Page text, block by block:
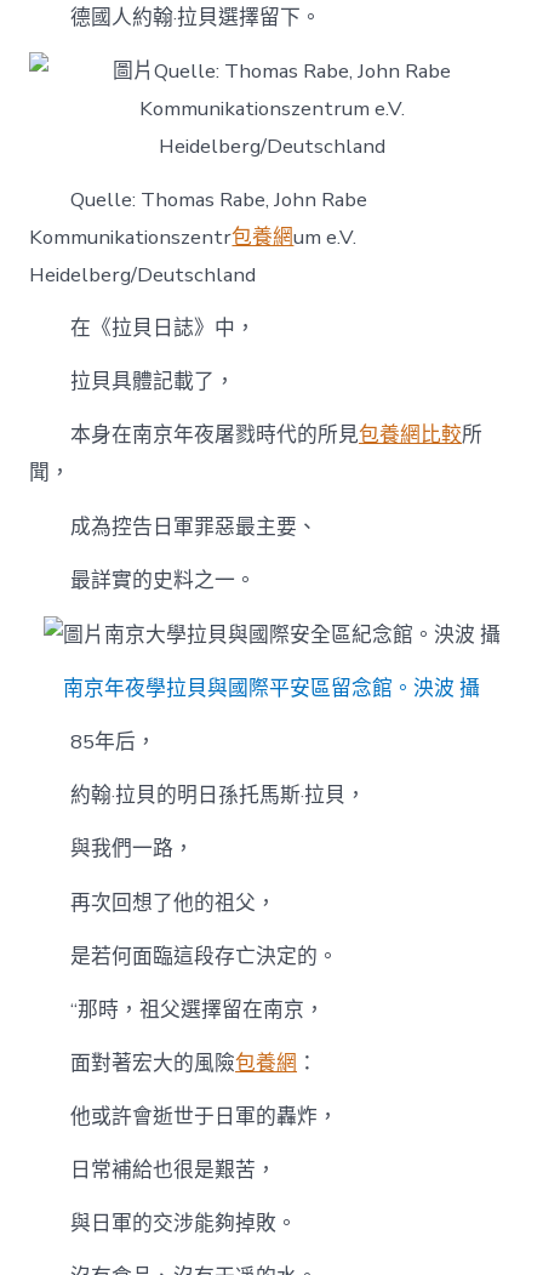
德國人約翰·拉貝選擇留下。
Quelle: Thomas Rabe, John Rabe
Kommunikationszentr包養網um e.V.
Heidelberg/Deutschland
在《拉貝日誌》中，
拉貝具體記載了，
本身在南京年夜屠戮時代的所見包養網比較所
聞，
成為控告日軍罪惡最主要、
最詳實的史料之一。
南京年夜學拉貝與國際平安區留念館。泱波 攝
85年后，
約翰·拉貝的明日孫托馬斯·拉貝，
與我們一路，
再次回想了他的祖父，
是若何面臨這段存亡決定的。
“那時，祖父選擇留在南京，
面對著宏大的風險包養網 ：
他或許會逝世于日軍的轟炸，
日常補給也很是艱苦，
與日軍的交涉能夠掉敗。